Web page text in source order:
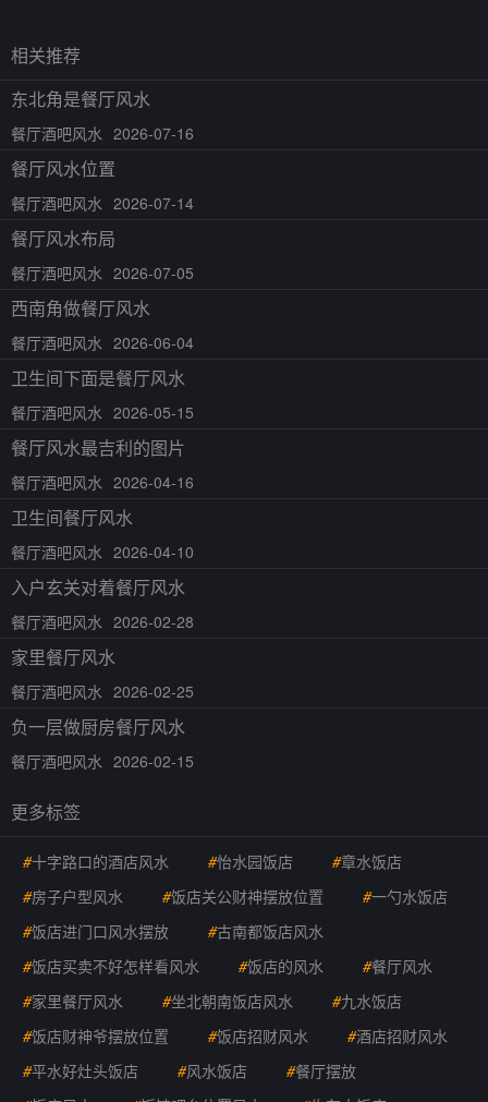
相关推荐
东北角是餐厅风水
餐厅酒吧风水 2026-07-16
餐厅风水位置
餐厅酒吧风水 2026-07-14
餐厅风水布局
餐厅酒吧风水 2026-07-05
西南角做餐厅风水
餐厅酒吧风水 2026-06-04
卫生间下面是餐厅风水
餐厅酒吧风水 2026-05-15
餐厅风水最吉利的图片
餐厅酒吧风水 2026-04-16
卫生间餐厅风水
餐厅酒吧风水 2026-04-10
入户玄关对着餐厅风水
餐厅酒吧风水 2026-02-28
家里餐厅风水
餐厅酒吧风水 2026-02-25
负一层做厨房餐厅风水
餐厅酒吧风水 2026-02-15
更多标签
#十字路口的酒店风水 #怡水园饭店 #章水饭店
#房子户型风水 #饭店关公财神摆放位置 #一勺水饭店
#饭店进门口风水摆放 #古南都饭店风水
#饭店买卖不好怎样看风水 #饭店的风水 #餐厅风水
#家里餐厅风水 #坐北朝南饭店风水 #九水饭店
#饭店财神爷摆放位置 #饭店招财风水 #酒店招财风水
#平水好灶头饭店 #风水饭店 #餐厅摆放